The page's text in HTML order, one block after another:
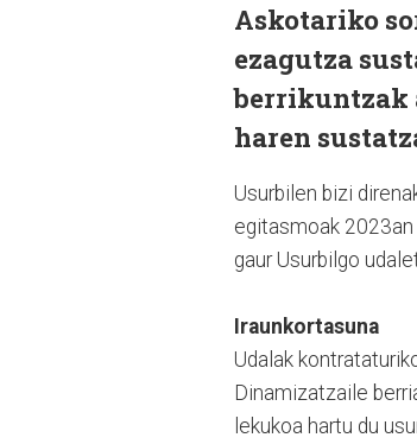
Askotariko
ezagutza
berrikuntzak
haren
Usurbilen bizi
egitasmoak
gaur Usurbilgo
Iraunkortasuna
Udalak
Dinamizatzaile
lekukoa hartu du